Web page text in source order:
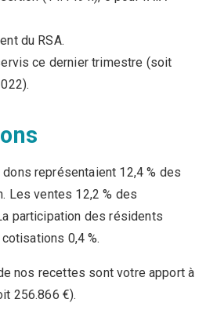
du RSA.
ce dernier trimestre (soit
représentaient 12,4 % des
Les ventes 12,2 % des
participation des résidents
0,4 %.
nos recettes sont votre apport à
256.866 €).